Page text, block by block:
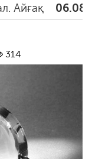
06.08.2026
314